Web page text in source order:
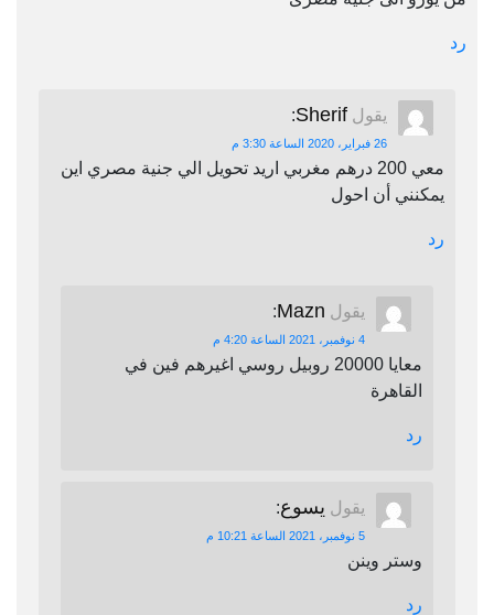
رد
يقول Sherif
:
26 فبراير، 2020 الساعة 3:30 م
معي 200 درهم مغربي اريد تحويل الي جنية مصري اين
يمكنني أن احول
رد
يقول Mazn
:
4 نوفمبر، 2021 الساعة 4:20 م
معايا 20000 روبيل روسي اغيرهم فين في
القاهرة
رد
يقول يسوع:
5 نوفمبر، 2021 الساعة 10:21 م
وستر وينن
رد